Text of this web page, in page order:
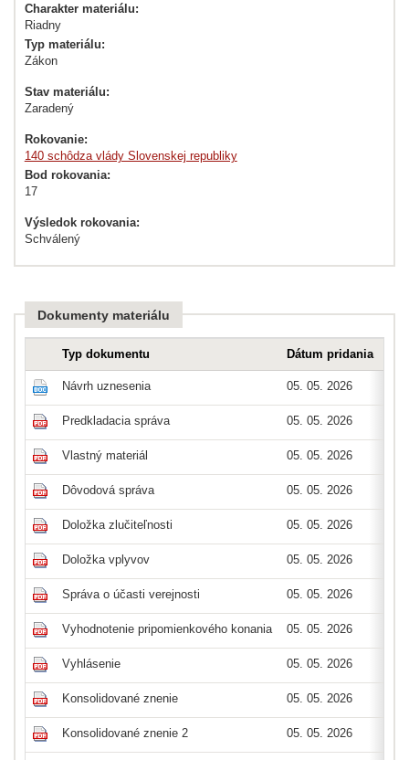
Charakter materiálu:
Riadny
Typ materiálu:
Zákon
Stav materiálu:
Zaradený
Rokovanie:
140 schôdza vlády Slovenskej republiky
Bod rokovania:
17
Výsledok rokovania:
Schválený
Dokumenty materiálu
Typ dokumentu Dátum pridania
Návrh uznesenia 05. 05. 2026
Predkladacia správa 05. 05. 2026
Vlastný materiál 05. 05. 2026
Dôvodová správa 05. 05. 2026
Doložka zlučiteľnosti 05. 05. 2026
Doložka vplyvov 05. 05. 2026
Správa o účasti verejnosti 05. 05. 2026
Vyhodnotenie pripomienkového konania 05. 05. 2026
Vyhlásenie 05. 05. 2026
Konsolidované znenie 05. 05. 2026
Konsolidované znenie 2 05. 05. 2026